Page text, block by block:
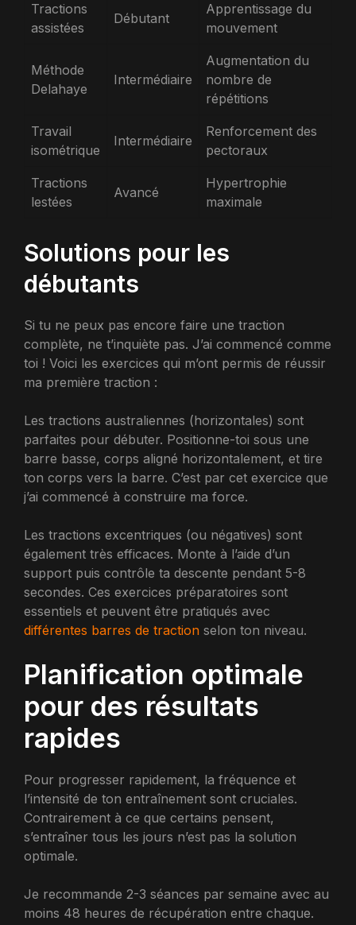
Tractions
assistées
Débutant
Apprentissage du
mouvement
Méthode
Delahaye
Intermédiaire
Augmentation du
nombre de
répétitions
Travail
isométrique
Intermédiaire
Renforcement des
pectoraux
Tractions
lestées
Avancé
Hypertrophie
maximale
Solutions pour les
débutants
Si tu ne peux pas encore faire une traction
complète, ne t’inquiète pas. J’ai commencé comme
toi ! Voici les exercices qui m’ont permis de réussir
ma première traction :
Les tractions australiennes (horizontales) sont
parfaites pour débuter. Positionne-toi sous une
barre basse, corps aligné horizontalement, et tire
ton corps vers la barre. C’est par cet exercice que
j’ai commencé à construire ma force.
Les tractions excentriques (ou négatives) sont
également très efficaces. Monte à l’aide d’un
support puis contrôle ta descente pendant 5-8
secondes. Ces exercices préparatoires sont
essentiels et peuvent être pratiqués avec
différentes barres de traction selon ton niveau.
Planification optimale
pour des résultats
rapides
Pour progresser rapidement, la fréquence et
l’intensité de ton entraînement sont cruciales.
Contrairement à ce que certains pensent,
s’entraîner tous les jours n’est pas la solution
optimale.
Je recommande 2-3 séances par semaine avec au
moins 48 heures de récupération entre chaque.